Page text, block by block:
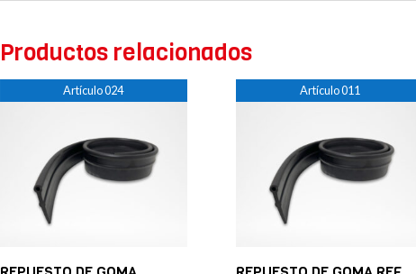
Productos relacionados
Artículo 024 Artículo 011